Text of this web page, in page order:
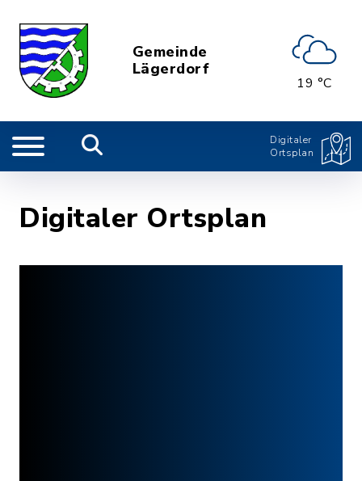
Gemeinde
Lägerdorf
19 °C
Digitaler
Ortsplan
Digitaler Ortsplan